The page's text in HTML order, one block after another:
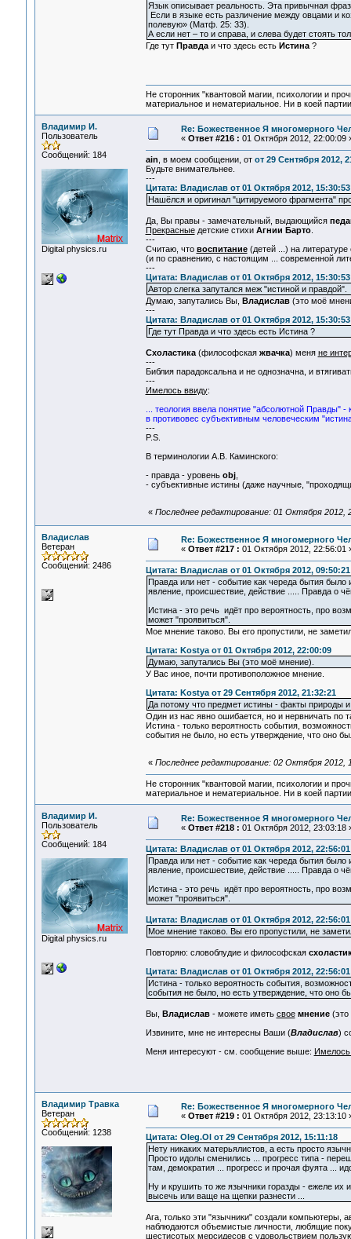
Язык описывает реальность. Эта привычная
Если в языке есть различение между овцами и
полевую» (Матф. 25: 33).
А если нет – то и справа, и слева будет стоять
Где тут Правда и что здесь есть Истина ?
Не сторонник "квантовой магии, психологии и
материальное и нематериальное. Ни в коей
Владимир И.
Пользователь
Сообщений: 184
Digital physics.ru
Re: Божественное Я многомерного
« Ответ #216 : 01 Октября 2012, 22:00:09
ain , в моем сообщении, от от 29 Сентября 2012,
Будьте внимательнее.
---
Цитата: Владислав от 01 Октября 2012, 15:30:53
Нашёлся и оригинал "цитируемого фрагмента"
Да, Вы правы - замечательный, выдающийся
Прекрасныедетские стихи Агнии Барто.
---
Считаю, что воспитание(детей ...) на литературе
(и по сравнению, с настоящим ... современной
---
Цитата: Владислав от 01 Октября 2012, 15:30:53
Автор слегка запутался меж "истиной и правдой".
Думаю, запутались Вы,
Владислав(это моё
---
Цитата: Владислав от 01 Октября 2012, 15:30:53
Где тут Правда и что здесь есть Истина ?
Схоластика(философская жвачка) меня не
---
Библия парадоксальна и не однозначна, и
---
Имелось ввиду:
... теология ввела понятие "абсолютной Правды"
в противовес субъективным человеческим
---
P.S.
В терминологии А.В. Каминского:
- правда - уровень obj,
- субъективные истины (даже научные,
« Последнее редактирование: 01 Октября 2012,
Владислав
Ветеран
Сообщений: 2486
Re: Божественное Я многомерного
« Ответ #217 : 01 Октября 2012, 22:56:01
Цитата: Владислав от 01 Октября 2012, 09:50:21
Правда или нет - событие как череда бытия было
явление, происшествие, действие ..... Правда о
Истина - это речь идёт про вероятность, про
может "проявиться".
Мое мнение таково. Вы его пропустили, не
Цитата: Kostya от 01 Октября 2012, 22:00:09
Думаю, запутались Вы (это моё мнение).
У Вас иное, почти противоположное мнение.
Цитата: Kostya от 29 Сентября 2012, 21:32:21
Да потому что предмет истины - факты природы
Один из нас явно ошибается, но и нервничать по
Истина - только вероятность события,
события не было, но есть утверждение, что оно
« Последнее редактирование: 02 Октября 2012,
Не сторонник "квантовой магии, психологии и
материальное и нематериальное. Ни в коей
Владимир И.
Пользователь
Сообщений: 184
Digital physics.ru
Re: Божественное Я многомерного
« Ответ #218 : 01 Октября 2012, 23:03:18
Цитата: Владислав от 01 Октября 2012, 22:56:01
Правда или нет - событие как череда бытия было
явление, происшествие, действие ..... Правда о
Истина - это речь идёт про вероятность, про
может "проявиться".
Цитата: Владислав от 01 Октября 2012, 22:56:01
Мое мнение таково. Вы его пропустили, не
Повторяю: словоблудие и философская
Цитата: Владислав от 01 Октября 2012, 22:56:01
Истина - только вероятность события,
события не было, но есть утверждение, что оно
Вы, Владислав- можете иметь свое мнение(это
Извините, мне не интересны Ваши (Владислав)
Меня интересуют - см. сообщение выше:
Владимир Травка
Ветеран
Сообщений: 1238
Re: Божественное Я многомерного
« Ответ #219 : 01 Октября 2012, 23:13:10
Цитата: Oleg.Ol от 29 Сентября 2012, 15:11:18
Нету никаких матерьялистов, а есть просто
Просто идолы сменились ... прогресс типа -
там, демократия ... прогресс и прочая фуята ...
Ну и крушить то же язычники горазды - ежеле
высечь или ваще на щепки разнести ...
Ага, только эти "язычники" создали компьютеры,
наблюдаются объемистые личности, любящие
шестисотых мерсидесов с удовольствием